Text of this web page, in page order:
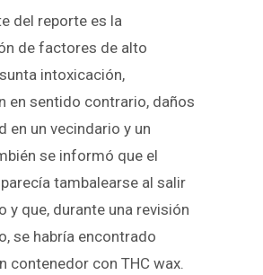
del reporte es la
de factores de alto
intoxicación,
en sentido contrario, daños
en un vecindario y un
se informó que el
tambalearse al salir
y que, durante una revisión
se habría encontrado
contenedor con THC wax.